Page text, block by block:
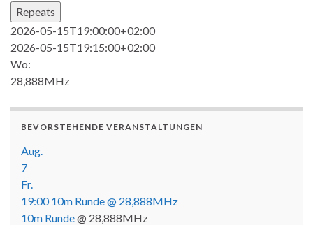
Repeats
2026-05-15T19:00:00+02:00
2026-05-15T19:15:00+02:00
Wo:
28,888MHz
BEVORSTEHENDE VERANSTALTUNGEN
Aug.
7
Fr.
19:0010m Runde@ 28,888MHz
10m Runde@ 28,888MHz